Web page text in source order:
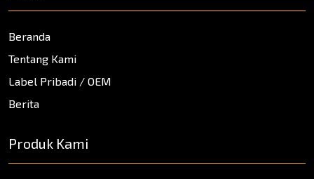
Beranda
Tentang Kami
Label Pribadi / OEM
Berita
Produk Kami